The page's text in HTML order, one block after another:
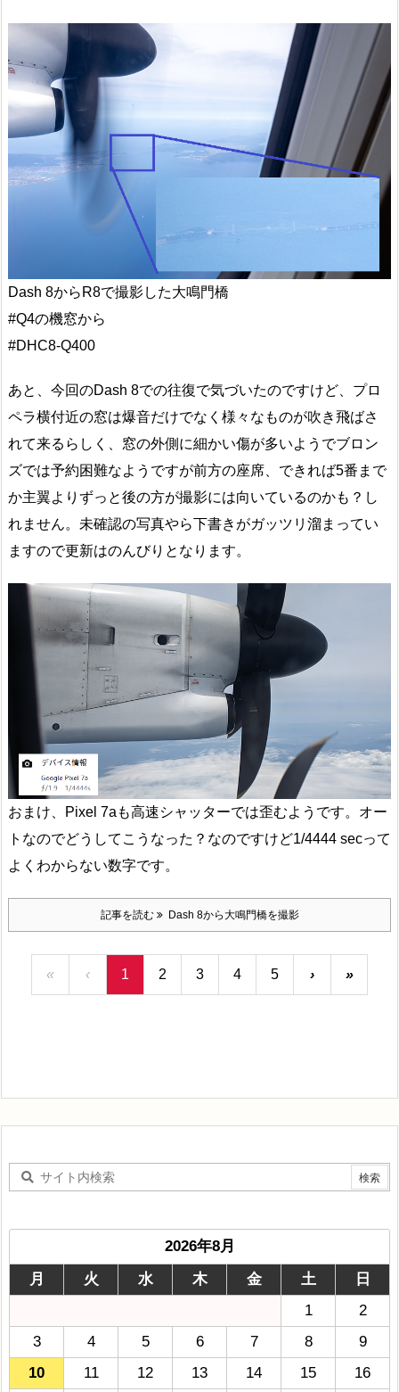
Dash 8からR8で撮影した大鳴門橋
#Q4の機窓から
#DHC8-Q400
あと、今回のDash 8での往復で気づいたのですけど、プロ
ペラ横付近の窓は爆音だけでなく様々なものが吹き飛ばさ
れて来るらしく、窓の外側に細かい傷が多いようでブロン
ズでは予約困難なようですが前方の座席、できれば5番まで
か主翼よりずっと後の方が撮影には向いているのかも？し
れません。未確認の写真やら下書きがガッツリ溜まってい
ますので更新はのんびりとなります。
おまけ、Pixel 7aも高速シャッターでは歪むようです。オー
トなのでどうしてこうなった？なのですけど1/4444 secって
よくわからない数字です。
記事を読む Dash 8から大鳴門橋を撮影
« ‹ 1 2 3 4 5 › »
2026年8月
月
火 水 木 金 土
日
1
2
3
4 5 6 7 8
9
10
11 12 13 14 15
16